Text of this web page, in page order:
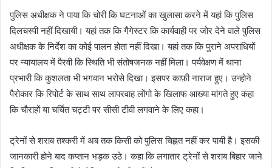
पुलिस अधीक्षक ने पाया कि चोरी कि घटनाओं का खुलासा करने में यहां कि पुलिस
दिलचस्पी नहीं दिखायी। यहां तक कि गैगेस्टर कि कार्यवाही पर जोर देने वाले पुलिस
अधीक्षक के निर्देश का कोई पालन होता नहीं दिखा। यहां तक कि पुराने अपराधियों
पर न्यायालय में पैरवी कि स्थिति भी संतोषजनक नहीं मिला। पर्यवेक्षण में थाना
प्रभारी कि कुशलता भी भगवान भरोसे दिखा। इसपर काफ़ी नाराज हुए। उन्होने
पैरोकार कि रिपोर्ट के साथ साथ लापरवाह लोंगो के खिलाफ आख्या मांगते हुए कहा
कि चौराहों या चर्चित चट्टी पर सीसी टीवी लगवाने के लिए कहा।
ट्रेनों से शराब तश्करी में अब तक किसी को पुलिस चिह्नत नहीं कर पायी है। इसकी
जानकारी होने बाद कप्तान भड़क उठे। कहा कि लगातार ट्रेनों से शराब बिहार जाने